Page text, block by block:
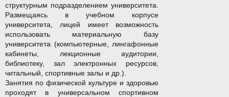
структурным подразделением университета.
Размещаясь в учебном корпусе
университета, лицей имеет возможность
использовать материальную базу
университета (компьютерные, лингафонные
кабинеты, лекционные аудитории,
библиотеку, зал электронных ресурсов,
читальный, спортивные залы и др.).
Занятия по физической культуре и здоровью
проходят в универсальном спортивном